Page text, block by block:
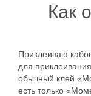
Как
Приклеиваю
для
обычный клей
есть только